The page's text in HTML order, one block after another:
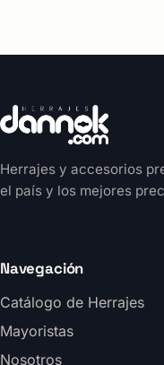
Herrajes y accesorios
el país y los mejores
Navegación
Catálogo de Herrajes
Mayoristas
Nosotros